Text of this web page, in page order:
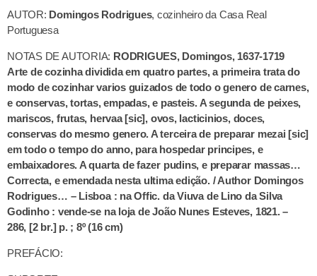
AUTOR: Domingos Rodrigues, cozinheiro da Casa Real
Portuguesa
NOTAS DE AUTORIA: RODRIGUES, Domingos, 1637-1719
Arte de cozinha dividida em quatro partes, a primeira trata do
modo de cozinhar varios guizados de todo o genero de carnes,
e conservas, tortas, empadas, e pasteis. A segunda de peixes,
mariscos, frutas, hervaa [sic], ovos, lacticinios, doces,
conservas do mesmo genero. A terceira de preparar mezai [sic]
em todo o tempo do anno, para hospedar principes, e
embaixadores. A quarta de fazer pudins, e preparar massas…
Correcta, e emendada nesta ultima edição. / Author Domingos
Rodrigues… – Lisboa : na Offic. da Viuva de Lino da Silva
Godinho : vende-se na loja de João Nunes Esteves, 1821. –
286, [2 br.] p. ; 8º (16 cm)
PREFÁCIO: